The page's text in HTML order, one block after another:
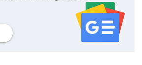
profil serwisu